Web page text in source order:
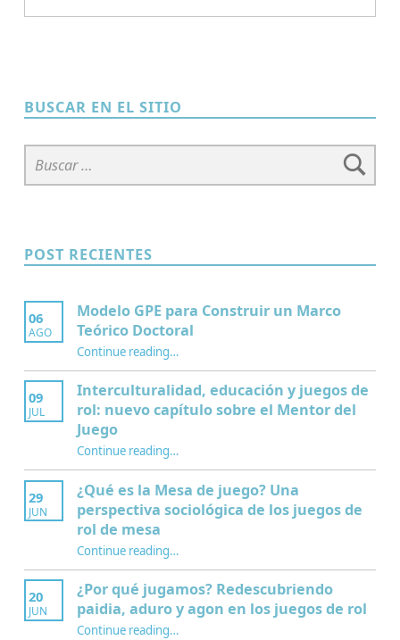
BUSCAR EN EL SITIO
Buscar:
POST RECIENTES
06
AGO
Modelo GPE para Construir un Marco
Teórico Doctoral
Continue reading“Modelo GPE para Construir un Marco Teórico Doctoral”
…
09
JUL
Interculturalidad, educación y juegos de
rol: nuevo capítulo sobre el Mentor del
Juego
Continue reading“Interculturalidad, educación y juegos de rol: nuevo capítulo sobre el Mentor del Juego”
…
29
JUN
¿Qué es la Mesa de juego? Una
perspectiva sociológica de los juegos de
rol de mesa
Continue reading“¿Qué es la Mesa de juego? Una perspectiva sociológica de los juegos de rol de mesa”
…
20
JUN
¿Por qué jugamos? Redescubriendo
paidia, aduro y agon en los juegos de rol
Continue reading“¿Por qué jugamos? Redescubriendo paidia, aduro y agon en los juegos de rol”
…